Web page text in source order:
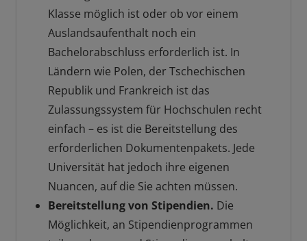
Klasse möglich ist oder ob vor einem
Auslandsaufenthalt noch ein
Bachelorabschluss erforderlich ist. In
Ländern wie Polen, der Tschechischen
Republik und Frankreich ist das
Zulassungssystem für Hochschulen recht
einfach – es ist die Bereitstellung des
erforderlichen Dokumentenpakets. Jede
Universität hat jedoch ihre eigenen
Nuancen, auf die Sie achten müssen.
Bereitstellung von Stipendien. Die
Möglichkeit, an Stipendienprogrammen